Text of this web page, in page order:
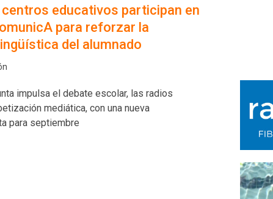
educativos participan en
para reforzar la
del alumnado
impulsa el debate escolar, las radios
mediática, con una nueva
para septiembre